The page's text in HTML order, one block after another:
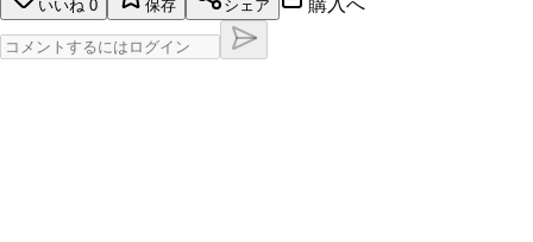
いいね 0 保存 シェア